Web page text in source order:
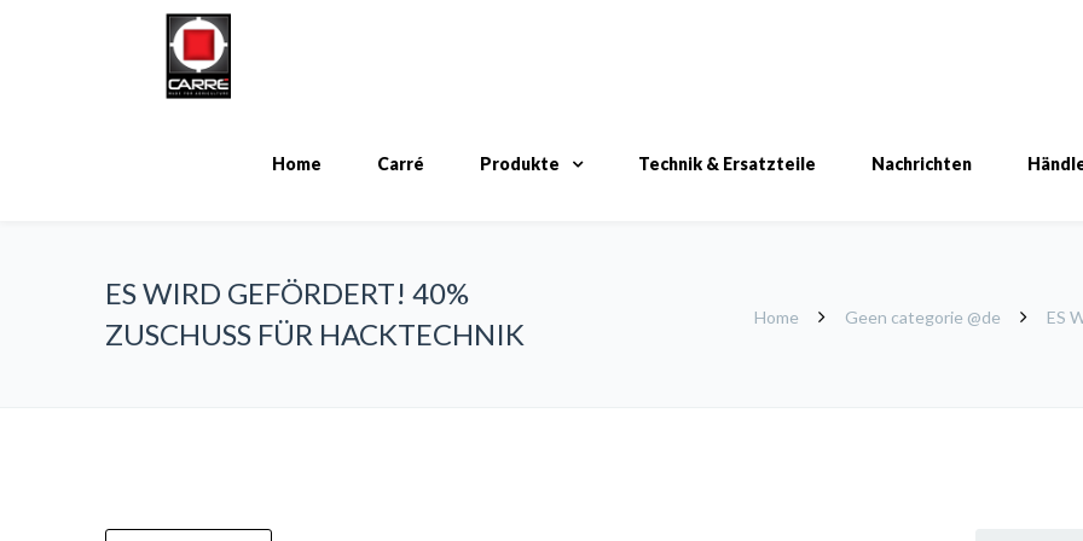
Home Carré Produkte Technik & Ersatzteile Nachrichten
ES WIRD GEFÖRDERT! 40%
ZUSCHUSS FÜR HACKTECHNIK
Home Geen categorie @de ES